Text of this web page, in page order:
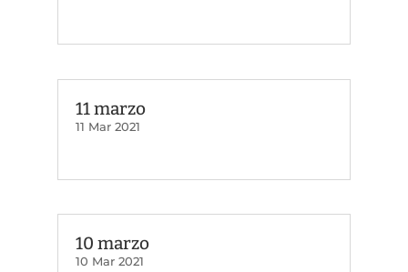
11 marzo
11 Mar 2021
10 marzo
10 Mar 2021